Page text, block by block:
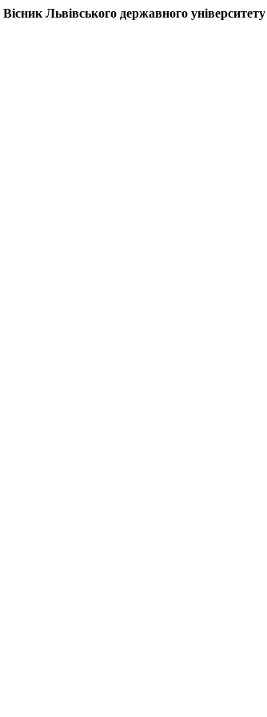
Вісник Львівського державного